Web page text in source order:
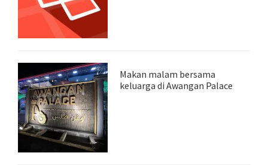
Makan malam bersama
keluarga di Awangan Palace